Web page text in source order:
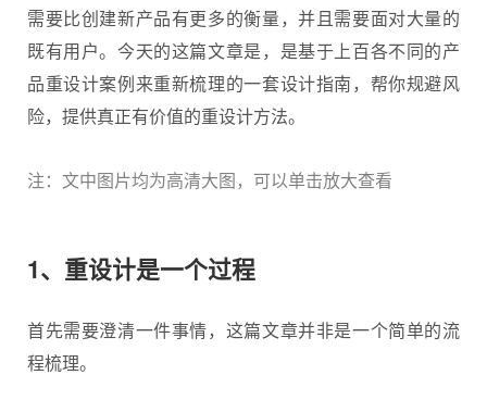
需要比创建新产品有更多的衡量，并且需要面对大量的
既有用户。今天的这篇文章是，是基于上百各不同的产
品重设计案例来重新梳理的一套设计指南，帮你规避风
险，提供真正有价值的重设计方法。
注：文中图片均为高清大图，可以单击放大查看
1、重设计是一个过程
首先需要澄清一件事情，这篇文章并非是一个简单的流
程梳理。